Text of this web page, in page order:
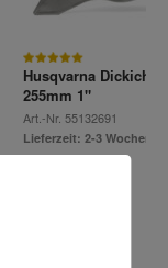
Husqvarna
255mm 1"
Art.-Nr. 55132691
Lieferzeit: 2-3 Wochen